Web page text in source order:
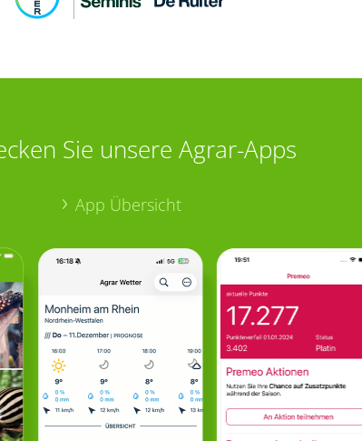
Sie unsere Agrar-Apps
App Übersicht